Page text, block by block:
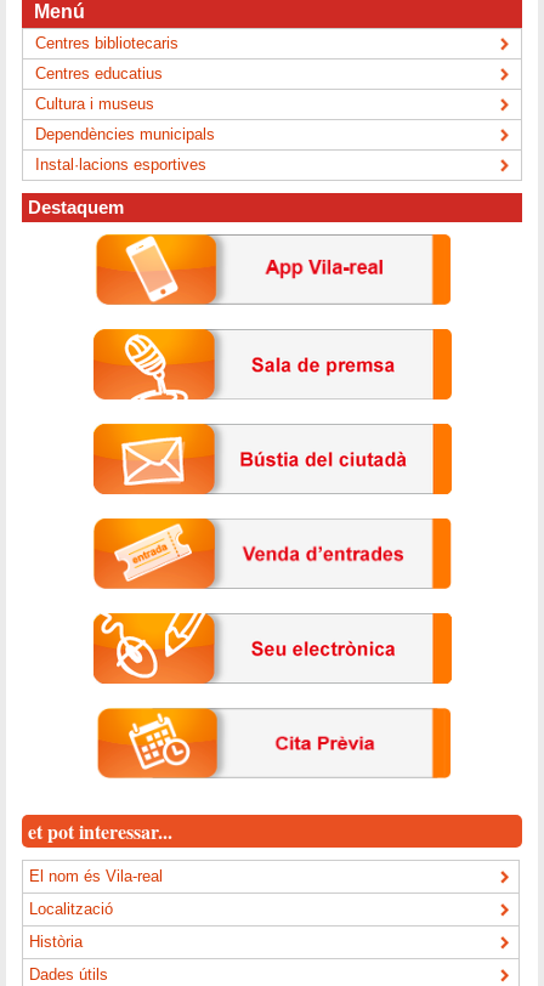
Menú
Centres bibliotecaris
Centres educatius
Cultura i museus
Dependències municipals
Instal·lacions esportives
Destaquem
et pot interessar...
El nom és Vila-real
Localització
Història
Dades útils